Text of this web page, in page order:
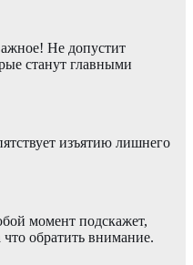
Не допустит
станут главными
изъятию лишнего
момент подскажет,
что обратить внимание.